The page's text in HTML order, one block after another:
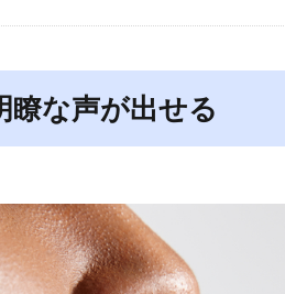
瞭な声が出せる